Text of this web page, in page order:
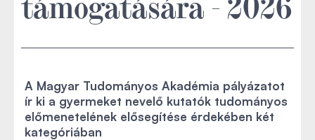
A Magyar Tudományos Akadémia pályázatot
ír ki a gyermeket nevelő kutatók tudományos
előmenetelének elősegítése érdekében két
kategóriában